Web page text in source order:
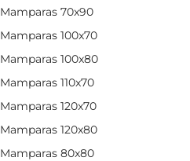
Mamparas 70x90
Mamparas 100x70
Mamparas 100x80
Mamparas 110x70
Mamparas 120x70
Mamparas 120x80
Mamparas 80x80